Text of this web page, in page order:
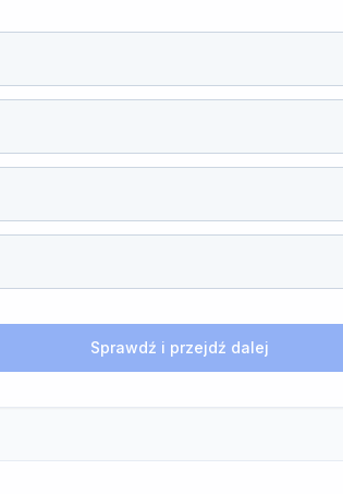
Sprawdź i przejdź dalej